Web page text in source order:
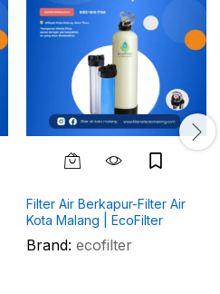
Filter Air Berkapur-Filter Air
Kota Malang | EcoFilter
Brand: ecofilter